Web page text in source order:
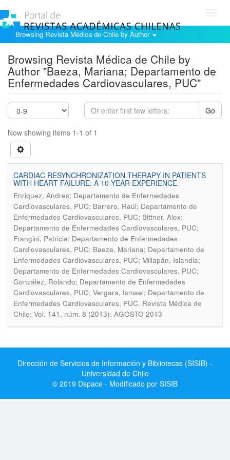
Browsing Revista Médica de Chile by Author
Browsing Revista Médica de Chile by
Author "Baeza, Mariana; Departamento de
Enfermedades Cardiovasculares, PUC"
Go
Now showing items 1-1 of 1
CARDIAC RESYNCHRONIZATION THERAPY IN PATIENTS
WITH HEART FAILURE: A 10-YEAR EXPERIENCE
Enriquez, Andres; Departamento de Enfermedades
Cardiovasculares, PUC; Barrero, Raúl; Departamento de
Enfermedades Cardiovasculares, PUC; Bittner, Alex;
Departamento de Enfermedades Cardiovasculares, PUC;
Frangini, Patricia; Departamento de Enfermedades
Cardiovasculares, PUC; Baeza, Mariana; Departamento de
Enfermedades Cardiovasculares, PUC; Millapán, Islandia;
Departamento de Enfermedades Cardiovasculares, PUC;
González, Rolando; Departamento de Enfermedades
Cardiovasculares, PUC; Vergara, Ismael; Departamento de
Enfermedades Cardiovasculares, PUC. Revista Médica de
Chile; Vol. 141, núm. 8 (2013): AGOSTO 2013
Dirección de Servicios de Información y Bibliotecas (SISIB) -
Universidad de Chile
© 2019 Dspace - Modificado por SISIB